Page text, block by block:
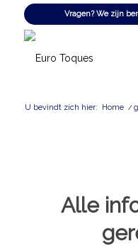
Vragen? We zijn
U bevindt zich hier: Home /
Alle